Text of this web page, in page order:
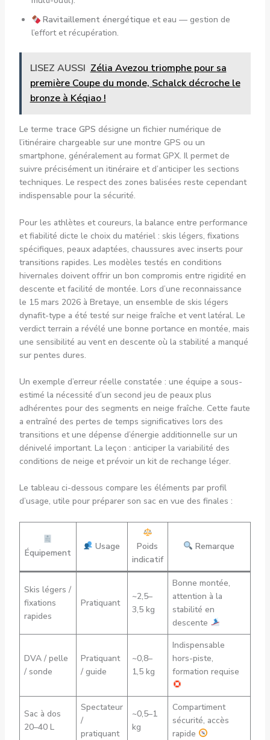
Ravitaillement énergétique et eau — gestion de
l’effort et récupération.
LISEZ AUSSI Zélia Avezou triomphe pour sa
première Coupe du monde, Schalck décroche le
bronze à Kéqiao !
Le terme trace GPS désigne un fichier numérique de
l’itinéraire chargeable sur une montre GPS ou un
smartphone, généralement au format GPX. Il permet de
suivre précisément un itinéraire et d’anticiper les sections
techniques. Le respect des zones balisées reste cependant
indispensable pour la sécurité.
Pour les athlètes et coureurs, la balance entre performance
et fiabilité dicte le choix du matériel : skis légers, fixations
spécifiques, peaux adaptées, chaussures avec inserts pour
transitions rapides. Les modèles testés en conditions
hivernales doivent offrir un bon compromis entre rigidité en
descente et facilité de montée. Lors d’une reconnaissance
le 15 mars 2026 à Bretaye, un ensemble de skis légers
dynafit-type a été testé sur neige fraîche et vent latéral. Le
verdict terrain a révélé une bonne portance en montée, mais
une sensibilité au vent en descente où la stabilité a manqué
sur pentes dures.
Un exemple d’erreur réelle constatée : une équipe a sous-
estimé la nécessité d’un second jeu de peaux plus
adhérentes pour des segments en neige fraîche. Cette faute
a entraîné des pertes de temps significatives lors des
transitions et une dépense d’énergie additionnelle sur un
dénivelé important. La leçon : anticiper la variabilité des
conditions de neige et prévoir un kit de rechange léger.
Le tableau ci-dessous compare les éléments par profil
d’usage, utile pour préparer son sac en vue des finales :
Équipement
Usage
Poids
indicatif
Remarque
Skis légers /
fixations
rapides
Pratiquant
~2,5–
3,5 kg
Bonne montée,
attention à la
stabilité en
descente
DVA / pelle
/ sonde
Pratiquant
/ guide
~0,8–
1,5 kg
Indispensable
hors-piste,
formation requise
Sac à dos
20–40 L
Spectateur
/
pratiquant
~0,5–1
kg
Compartiment
sécurité, accès
rapide